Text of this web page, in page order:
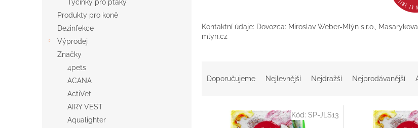
Tyčinky pro ptáky
Produkty pro koně
Dezinfekce
Výprodej
Značky
4pets
ACANA
ActiVet
AIRY VEST
Aqualighter
Kontaktní údaje: Dovozca: Miroslav Weber-Mlýn s.r.o.,
mlyn.cz
Doporučujeme Nejlevnější Nejdražší Nejprodávanější
Kód: SP-JLS13